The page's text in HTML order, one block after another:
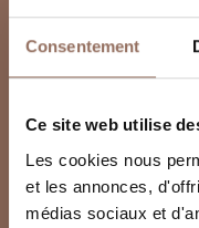
Consentement
Ce site web utilise
Les cookies nous
et les annonces,
médias sociaux et